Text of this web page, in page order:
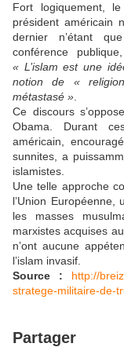
Fort logiquement,
président américain
dernier n’étant
conférence
« L’islam est une
notion de «
métastasé »
Ce discours
Obama. Durant
américain,
sunnites, a
islamistes.
Une telle approche
l’Union
les masses
marxistes acquises
n’ont aucune
l’islam invasif.
Source :
http://
stratege-militaire-de-
Partager